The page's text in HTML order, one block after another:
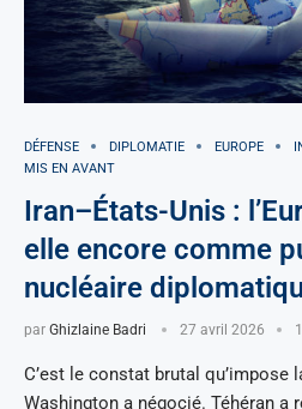
DÉFENSE DIPLOMATIE EUROPE
MIS EN AVANT
Iran–États-Unis :
elle encore comme
nucléaire
par Ghizlaine Badri 27 avril 2026
C’est le constat brutal qu’impose
Washington a négocié. Téhéran a